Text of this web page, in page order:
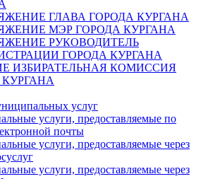
ГЛАВА ГОРОДА КУРГАНА
МЭР ГОРОДА КУРГАНА
РУКОВОДИТЕЛЬ
ГОРОДА КУРГАНА
ИЗБИРАТЕЛЬНАЯ КОМИССИЯ
услуг
услуги, предоставляемые по
почты
услуги, предоставляемые через
услуги, предоставляемые через